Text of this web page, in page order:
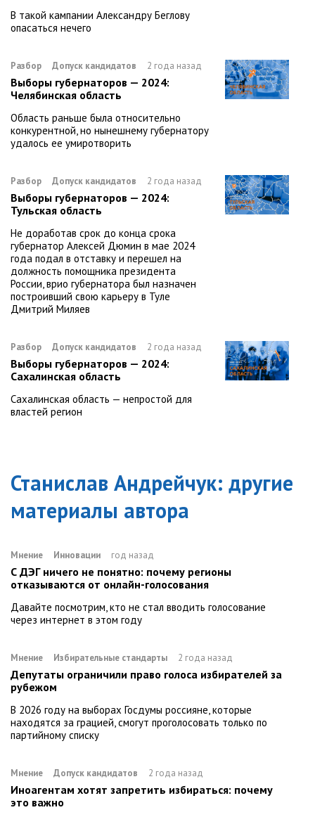
В такой кампании Александру Беглову
опасаться нечего
Разбор Допуск кандидатов 2 года назад
Выборы губернаторов — 2024:
Челябинская область
Область раньше была относительно
конкурентной, но нынешнему губернатору
удалось ее умиротворить
Разбор Допуск кандидатов 2 года назад
Выборы губернаторов — 2024:
Тульская область
Не доработав срок до конца срока
губернатор Алексей Дюмин в мае 2024
года подал в отставку и перешел на
должность помощника президента
России, врио губернатора был назначен
построивший свою карьеру в Туле
Дмитрий Миляев
Разбор Допуск кандидатов 2 года назад
Выборы губернаторов — 2024:
Сахалинская область
Сахалинская область — непростой для
властей регион
Станислав Андрейчук: другие
материалы автора
Мнение Инновации год назад
С ДЭГ ничего не понятно: почему регионы
отказываются от онлайн-голосования
Давайте посмотрим, кто не стал вводить голосование
через интернет в этом году
Мнение Избирательные стандарты 2 года назад
Депутаты ограничили право голоса избирателей за
рубежом
В 2026 году на выборах Госдумы россияне, которые
находятся за грацией, смогут проголосовать только по
партийному списку
Мнение Допуск кандидатов 2 года назад
Иноагентам хотят запретить избираться: почему
это важно